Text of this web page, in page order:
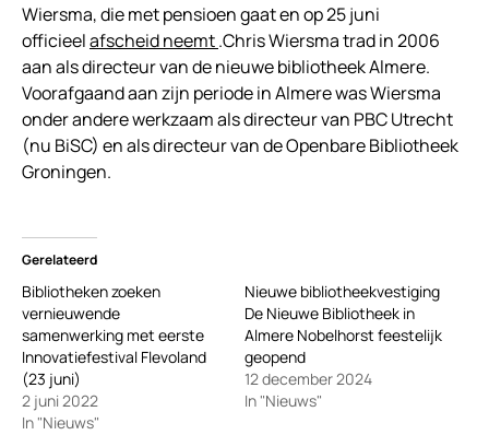
Wiersma, die met pensioen gaat en op 25 juni
officieelafscheid neemt.Chris Wiersma trad in 2006
aan als directeur van de nieuwe bibliotheek Almere.
Voorafgaand aan zijn periode in Almere was Wiersma
onder andere werkzaam als directeur van PBC Utrecht
(nu BiSC) en als directeur van de Openbare Bibliotheek
Groningen.
Gerelateerd
Bibliotheken zoeken
vernieuwende
samenwerking met eerste
Innovatiefestival Flevoland
(23 juni)
2 juni 2022
In "Nieuws"
Nieuwe bibliotheekvestiging
De Nieuwe Bibliotheek in
Almere Nobelhorst feestelijk
geopend
12 december 2024
In "Nieuws"